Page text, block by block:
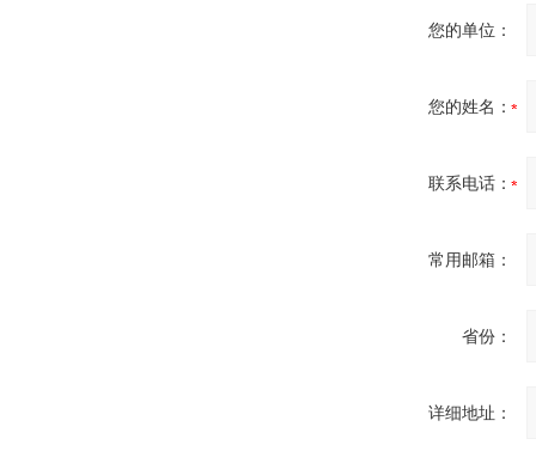
您的单位：
您的姓名：
联系电话：
常用邮箱：
省份：
详细地址：